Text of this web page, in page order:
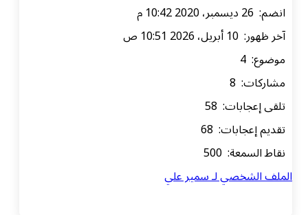
انضم: 26 ديسمبر، 2020 10:42 م
آخر ظهور: 10 أبريل، 2026 10:51 ص
موضوع: 4
مشاركات: 8
تلقى إعجابات: 58
تقديم إعجابات: 68
نقاط السمعة: 500
الملف الشخصي لـ سمير علي